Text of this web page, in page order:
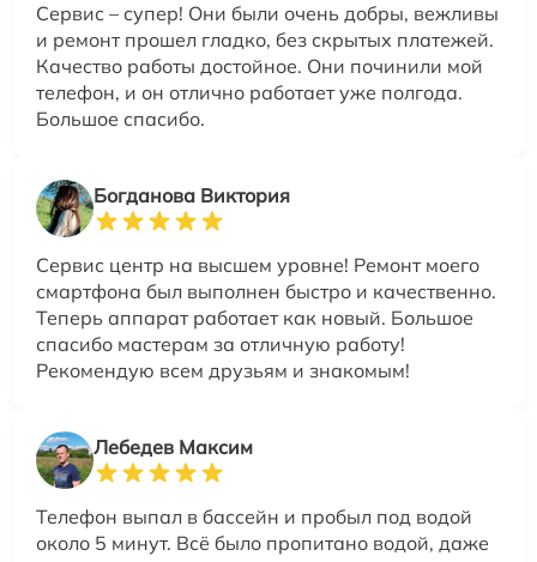
Сервис – супер! Они были очень добры, вежливы
и ремонт прошел гладко, без скрытых платежей.
Качество работы достойное. Они починили мой
телефон, и он отлично работает уже полгода.
Большое спасибо.
Богданова Виктория
Сервис центр на высшем уровне! Ремонт моего
смартфона был выполнен быстро и качественно.
Теперь аппарат работает как новый. Большое
спасибо мастерам за отличную работу!
Рекомендую всем друзьям и знакомым!
Лебедев Максим
Телефон выпал в бассейн и пробыл под водой
около 5 минут. Всё было пропитано водой, даже